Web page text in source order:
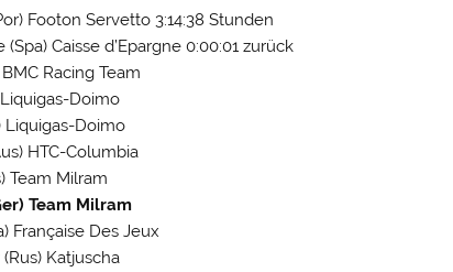
Footon Servetto 3:14:38 Stunden
Caisse d’Epargne 0:00:01 zurück
Racing Team
Doimo
Liquigas-Doimo
HTC-Columbia
Team Milram
Team Milram
Française Des Jeux
Katjuscha